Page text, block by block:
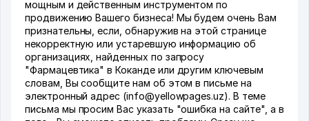
мощным и действенным инструментом по
продвижению Вашего бизнеса! Мы будем очень Вам
признательны, если, обнаружив на этой странице
некорректную или устаревшую информацию об
организациях, найденных по запросу
"Фармацевтика" в Коканде или другим ключевым
словам, Вы сообщите нам об этом в письме на
электронный адрес (info@yellowpages.uz). В теме
письма мы просим Вас указать "ошибка на сайте", а в